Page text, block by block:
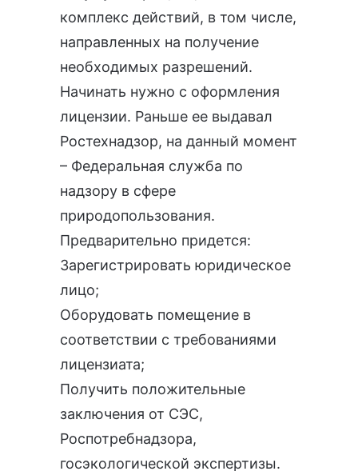
комплекс действий, в том числе,
направленных на получение
необходимых разрешений.
Начинать нужно с оформления
лицензии. Раньше ее выдавал
Ростехнадзор, на данный момент
– Федеральная служба по
надзору в сфере
природопользования.
Предварительно придется:
Зарегистрировать юридическое
лицо;
Оборудовать помещение в
соответствии с требованиями
лицензиата;
Получить положительные
заключения от СЭС,
Роспотребнадзора,
госэкологической экспертизы.